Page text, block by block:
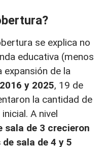
se explica no
educativa (menos
expansión de la
y 2025, 19 de
la cantidad de
A nivel
sala de 3 crecieron
sala de 4 y 5